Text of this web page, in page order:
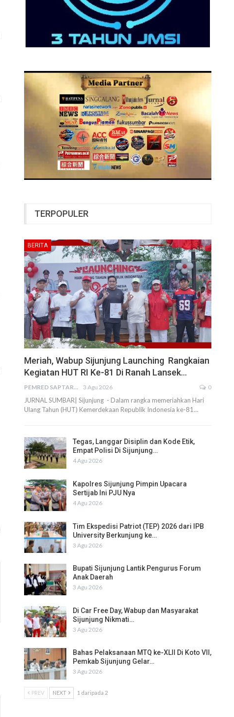
TERPOPULER
BERITA
Meriah, Wabup Sijunjung Launching Rangkaian
Kegiatan HUT RI Ke-81 Di Ranah Lansek…
PEMRED SAPTARIUS 3 Agu 2026 0
JURNAL SUMBAR| Sijunjung - Dalam rangka memeriahkan Hari
Ulang Tahun (HUT) Kemerdekaan Republik Indonesia ke-81…
Tegas, Langgar Disiplin dan Kode Etik,
Empat Polisi Di Sijunjung…
4 Agu 2026
Kapolres Sijunjung Pimpin Upacara
Sertijab Ini PJU Nya
4 Agu 2026
Tim Ekspedisi Patriot (TEP) 2026 dari IPB
University Berkunjung ke…
3 Agu 2026
Bupati Sijunjung Lantik Pengurus Forum
Anak Daerah
3 Agu 2026
Di Car Free Day, Wabup dan Masyarakat
Sijunjung Nikmati…
3 Agu 2026
Bahas Pelaksanaan MTQ ke-XLII Di Koto VII,
Pemkab Sijunjung Gelar…
3 Agu 2026
PREV NEXT 1 daripada 2